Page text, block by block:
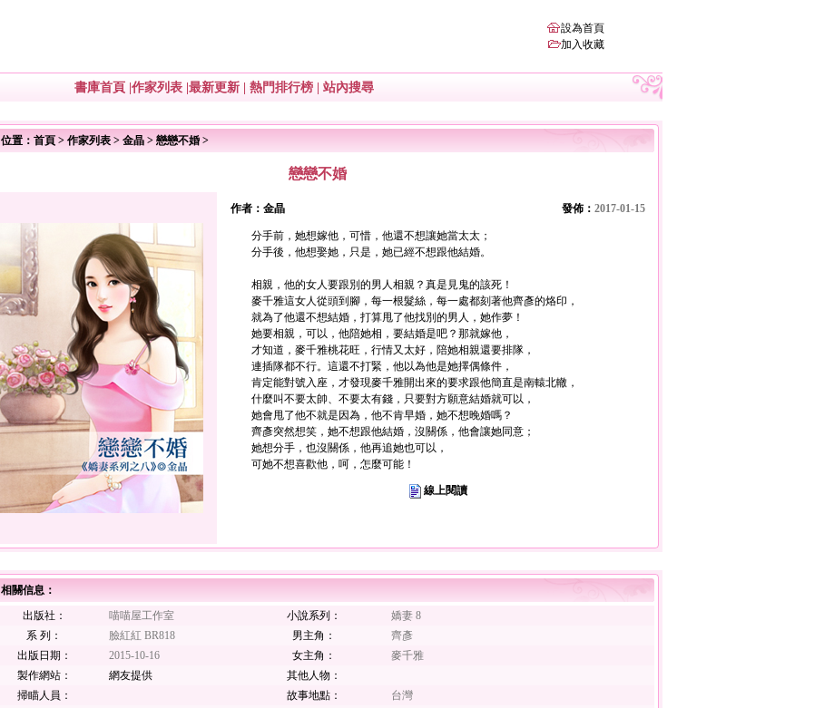
設為首頁
加入收藏
書庫首頁 作家列表 最新更新 熱門排行榜 站內搜尋
位置： 首頁 > 作家列表 > 金晶 > 戀戀不婚>
戀戀不婚
作者： 金晶 發佈： 2017-01-15
分手前，她想嫁他，可惜，他還不想讓她當太太；
分手後，他想娶她，只是，她已經不想跟他結婚。
相親，他的女人要跟別的男人相親？真是見鬼的該死！
麥千雅這女人從頭到腳，每一根髮絲，每一處都刻著他齊彥的烙印，
就為了他還不想結婚，打算甩了他找別的男人，她作夢！
她要相親，可以，他陪她相，要結婚是吧？那就嫁他，
才知道，麥千雅桃花旺，行情又太好，陪她相親還要排隊，
連插隊都不行。這還不打緊，他以為他是她擇偶條件，
肯定能對號入座，才發現麥千雅開出來的要求跟他簡直是南轅北轍，
什麼叫不要太帥、不要太有錢，只要對方願意結婚就可以，
她會甩了他不就是因為，他不肯早婚，她不想晚婚嗎？
齊彥突然想笑，她不想跟他結婚，沒關係，他會讓她同意；
她想分手，也沒關係，他再追她也可以，
可她不想喜歡他，呵，怎麼可能！
線上閱讀
相關信息：
出版社：
喵喵屋工作室 小說系列：
嬌妻 8
系 列：
臉紅紅 BR818 男主角：
齊彥
出版日期：
2015-10-16 女主角：
麥千雅
製作網站：
網友提供
其他人物：
掃瞄人員：
故事地點：
台灣